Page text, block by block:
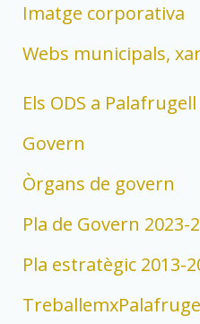
Imatge corporativa
Webs municipals,
Els ODS a Palafrugell
Govern
Òrgans de govern
Pla de Govern 2023-
Pla estratègic 2013-